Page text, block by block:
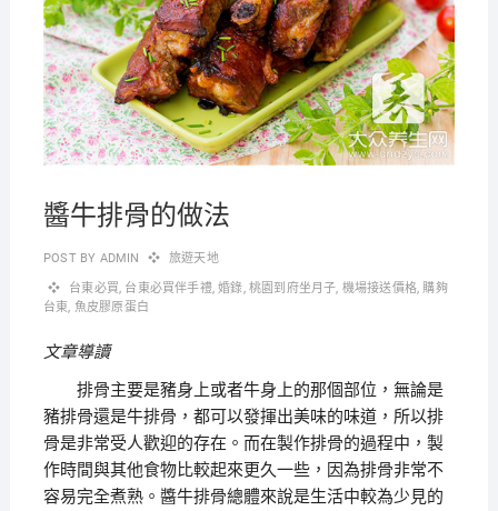
醬牛排骨的做法
POST BY ADMIN 旅遊天地
台東必買, 台東必買伴手禮,婚錄, 桃園到府坐月子, 機場接送價格, 購夠
台東, 魚皮膠原蛋白
文章導讀
排骨主要是豬身上或者牛身上的那個部位，無論是
豬排骨還是牛排骨，都可以發揮出美味的味道，所以排
骨是非常受人歡迎的存在。而在製作排骨的過程中，製
作時間與其他食物比較起來更久一些，因為排骨非常不
容易完全煮熟。醬牛排骨總體來說是生活中較為少見的